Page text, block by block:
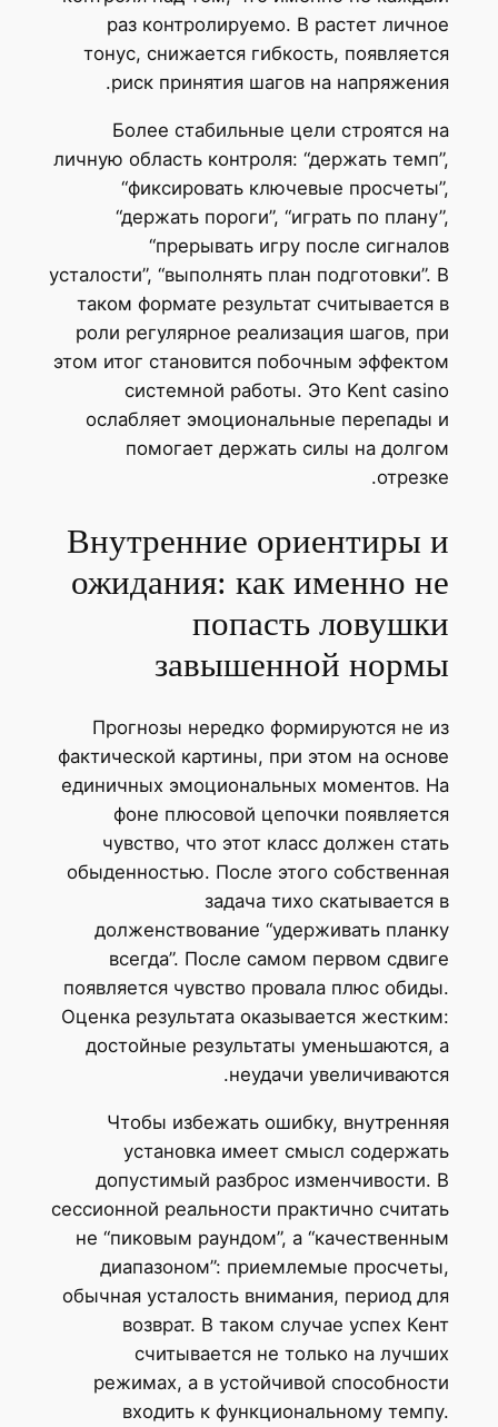
раз контролируемо. В растет личное
тонус, снижается гибкость, появляется
риск принятия шагов на напряжения.
Более стабильные цели строятся на
личную область контроля: “держать темп”,
“фиксировать ключевые просчеты”,
“держать пороги”, “играть по плану”,
“прерывать игру после сигналов
усталости”, “выполнять план подготовки”. В
таком формате результат считывается в
роли регулярное реализация шагов, при
этом итог становится побочным эффектом
системной работы. Это Kent casino
ослабляет эмоциональные перепады и
помогает держать силы на долгом
отрезке.
Внутренние ориентиры и
ожидания: как именно не
попасть ловушки
завышенной нормы
Прогнозы нередко формируются не из
фактической картины, при этом на основе
единичных эмоциональных моментов. На
фоне плюсовой цепочки появляется
чувство, что этот класс должен стать
обыденностью. После этого собственная
задача тихо скатывается в
долженствование “удерживать планку
всегда”. После самом первом сдвиге
появляется чувство провала плюс обиды.
Оценка результата оказывается жестким:
достойные результаты уменьшаются, а
неудачи увеличиваются.
Чтобы избежать ошибку, внутренняя
установка имеет смысл содержать
допустимый разброс изменчивости. В
сессионной реальности практично считать
не “пиковым раундом”, а “качественным
диапазоном”: приемлемые просчеты,
обычная усталость внимания, период для
возврат. В таком случае успех Кент
считывается не только на лучших
режимах, а в устойчивой способности
входить к функциональному темпу.